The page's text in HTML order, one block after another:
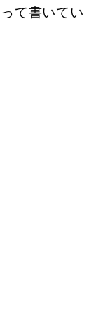
て書いてい